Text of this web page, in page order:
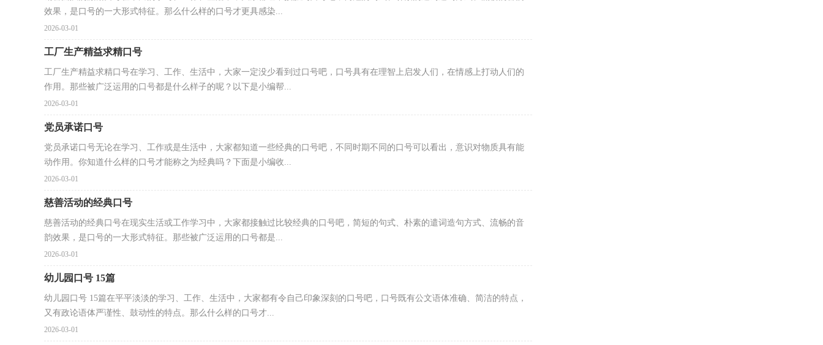
效果，是口号的一大形式特征。那么什么样的口号才更具感染...
2026-03-01
工厂生产精益求精口号
工厂生产精益求精口号在学习、工作、生活中，大家一定没少看到过口号吧，口号具有在理智上启发人们，在情感上打动人们的
作用。那些被广泛运用的口号都是什么样子的呢？以下是小编帮...
2026-03-01
党员承诺口号
党员承诺口号无论在学习、工作或是生活中，大家都知道一些经典的口号吧，不同时期不同的口号可以看出，意识对物质具有能
动作用。你知道什么样的口号才能称之为经典吗？下面是小编收...
2026-03-01
慈善活动的经典口号
慈善活动的经典口号在现实生活或工作学习中，大家都接触过比较经典的口号吧，简短的句式、朴素的遣词造句方式、流畅的音
韵效果，是口号的一大形式特征。那些被广泛运用的口号都是...
2026-03-01
幼儿园口号 15篇
幼儿园口号 15篇在平平淡淡的学习、工作、生活中，大家都有令自己印象深刻的口号吧，口号既有公文语体准确、简洁的特点，
又有政论语体严谨性、鼓动性的特点。那么什么样的口号才...
2026-03-01